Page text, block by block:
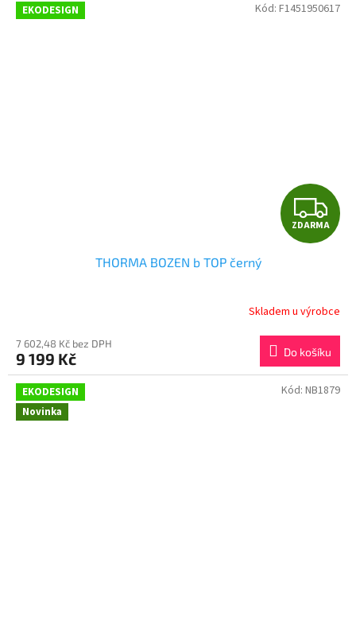
EKODESIGN
Z
D
R
M
A
ZDARMA
THORMA BOZEN b TOP černý
Skladem u výrobce
7 602,48 Kč bez DPH
9 199 Kč Do košíku
Kód: F1451950617
EKODESIGN
Novinka
Kód: NB1879